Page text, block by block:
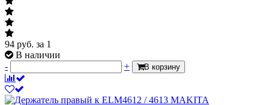
94 руб. за 1
В наличии
-
+ В корзину